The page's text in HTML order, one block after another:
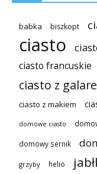
babka biszkopt
ciasto
ciasto francuskie
ciasto z
ciasto z makiem
domowe ciasto
domowy sernik
grzyby helio